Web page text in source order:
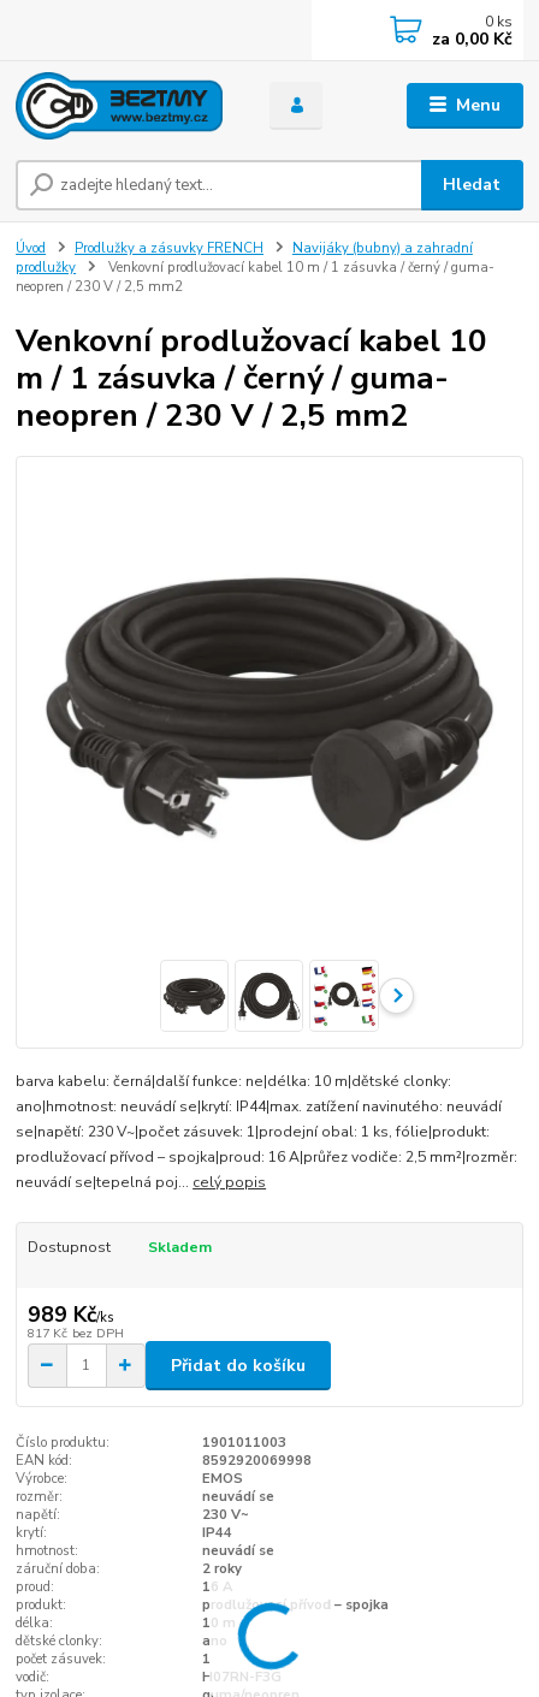
Menu
Hledat
0 ks
za 0,00 Kč
Úvod Prodlužky a zásuvky FRENCH
Navijáky (bubny) a zahradní
prodlužky
Venkovní prodlužovací kabel 10 m / 1 zásuvka / černý / guma-
neopren / 230 V / 2,5 mm2
Venkovní prodlužovací kabel 10
m / 1 zásuvka / černý / guma-
neopren / 230 V / 2,5 mm2
barva kabelu: černá|další funkce: ne|délka: 10 m|dětské clonky:
ano|hmotnost: neuvádí se|krytí: IP44|max. zatížení navinutého: neuvádí
se|napětí: 230 V~|počet zásuvek: 1|prodejní obal: 1 ks, fólie|produkt:
prodlužovací přívod – spojka|proud: 16 A|průřez vodiče: 2,5 mm²|rozměr:
neuvádí se|tepelná poj... celý popis
Dostupnost Skladem
989 Kč/ks
817 Kč bez DPH
Přidat do košíku
Číslo produktu:
1901011003
EAN kód:
8592920069998
Výrobce:
EMOS
rozměr:
neuvádí se
napětí:
230 V~
krytí:
IP44
hmotnost:
neuvádí se
záruční doba:
2 roky
proud:
16 A
produkt:
prodlužovací přívod – spojka
délka:
10 m
dětské clonky:
ano
počet zásuvek:
1
vodič:
H07RN-F3G